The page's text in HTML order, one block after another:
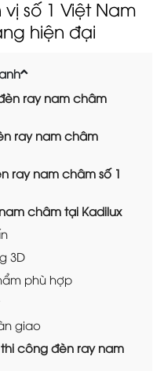
số 1 Việt Nam
hiện đại
ray nam châm
ray nam châm
ray nam châm số 1
châm tại Kadilux
3D
phù hợp
giao
công đèn ray nam